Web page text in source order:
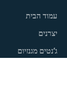
עמוד הבית
יצרנים
ג‘נטים מגנזיום